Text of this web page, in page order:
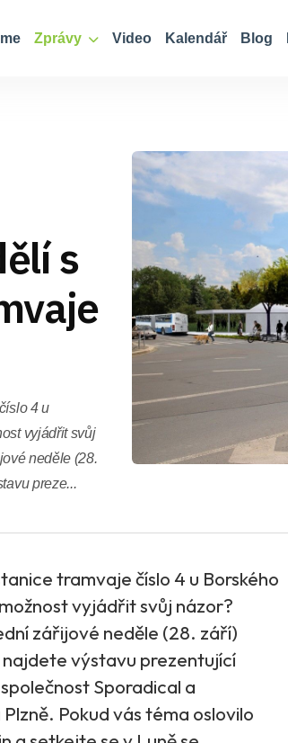
Zprávy Video Kalendář Blog
s
4 u
vyjádřit svůj
neděle (28.
preze...
tramvaje číslo 4 u Borského
vyjádřit svůj názor?
zářijové neděle (28. září)
výstavu prezentující
Sporadical a
Pokud vás téma oslovilo